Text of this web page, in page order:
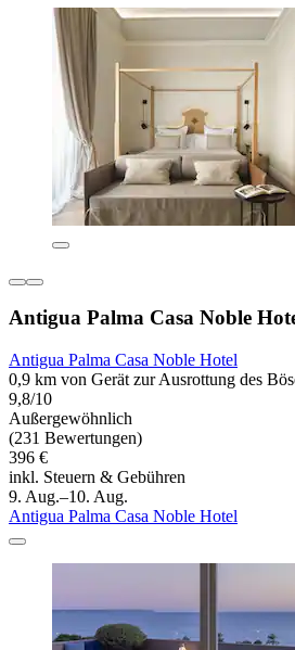
Antigua Palma Casa Noble
Antigua Palma Casa Noble Hotel
0,9 km von Gerät zur Ausrottung des
9,8/10
Außergewöhnlich
(231 Bewertungen)
396 €
inkl. Steuern & Gebühren
9. Aug.–10. Aug.
Antigua Palma Casa Noble Hotel